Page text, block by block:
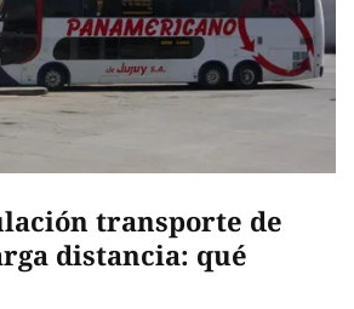
transporte de
distancia: qué